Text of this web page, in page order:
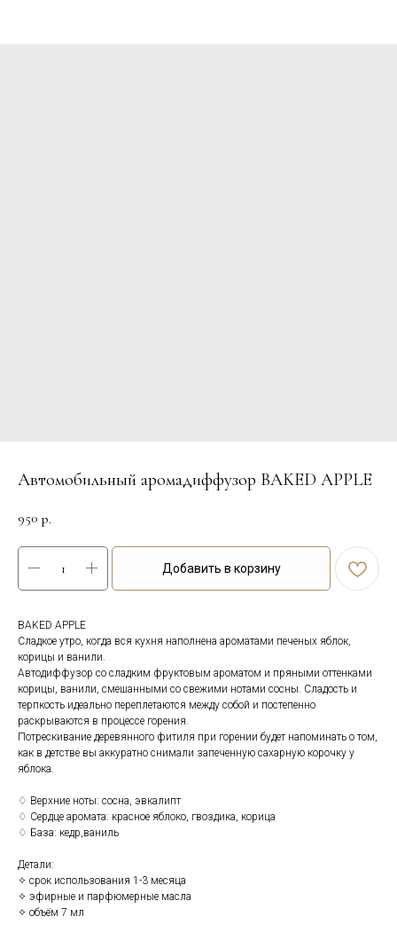
Автомобильный аромадиффузор BAKED APPLE
950 р.
Добавить в корзину
BAKED APPLE
Сладкое утро, когда вся кухня наполнена ароматами печеных яблок,
корицы и ванили.
Автодиффузор со сладким фруктовым ароматом и пряными оттенками
корицы, ванили, смешанными со свежими нотами сосны. Сладость и
терпкость идеально переплетаются между собой и постепенно
раскрываются в процессе горения.
Потрескивание деревянного фитиля при горении будет напоминать о том,
как в детстве вы аккуратно снимали запеченную сахарную корочку у
яблока.
♢ Верхние ноты: сосна, эвкалипт
♢ Сердце аромата: красное яблоко, гвоздика, корица
♢ База: кедр,ваниль
Детали:
✧ срок использования 1-3 месяца
✧ эфирные и парфюмерные масла
✧ объём 7 мл